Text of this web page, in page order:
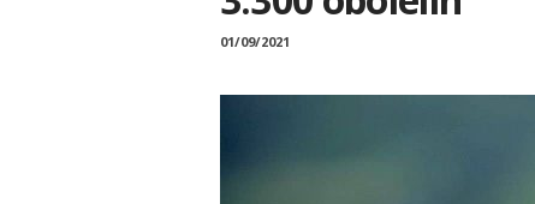
01/09/2021